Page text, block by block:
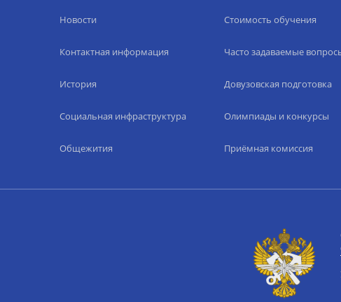
Новости
Контактная информация
История
Социальная инфраструктура
Общежития
Стоимость обучения
Часто задаваемые
Довузовская подготовка
Олимпиады и конкурсы
Приёмная комиссия